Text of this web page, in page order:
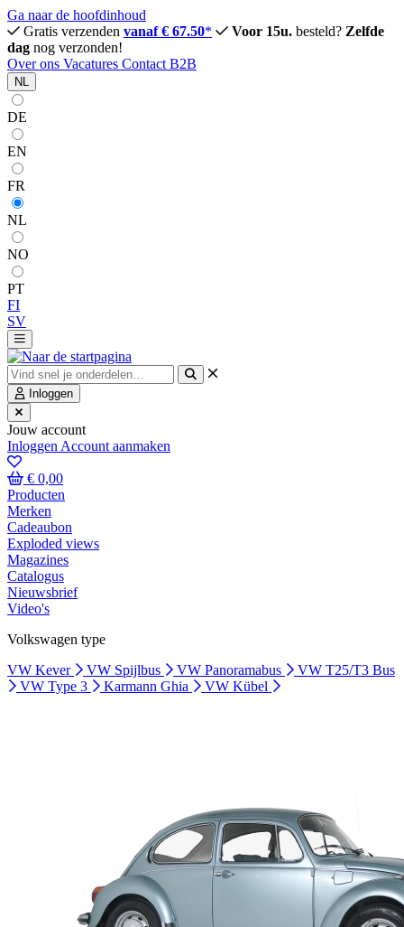
Ga naar de hoofdinhoud
Gratis verzenden vanaf € 67.50* Voor 15u. besteld? Zelfde
dag nog verzonden!
Over ons Vacatures Contact B2B
NL
DE
EN
FR
NL
NO
PT
FI
SV
Inloggen
Jouw account
Inloggen Account aanmaken
€ 0,00
Producten
Merken
Cadeaubon
Exploded views
Magazines
Catalogus
Nieuwsbrief
Video's
Volkswagen type
VW Kever
VW Spijlbus VW Panoramabus
VW T25/T3 Bus
VW Type 3
Karmann Ghia VW Kübel